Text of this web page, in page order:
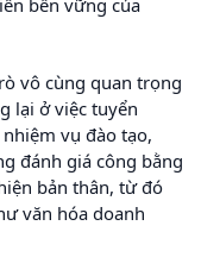
bền vững của
vô cùng quan trọng
lại ở việc tuyển
vụ đào tạo,
đánh giá công bằng
bản thân, từ đó
văn hóa doanh